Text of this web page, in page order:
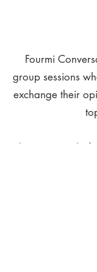
Fourmi
group sessions
exchange their
The main goal of